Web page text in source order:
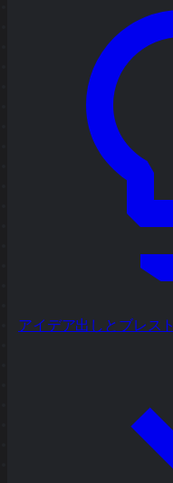
アイデア出しとブレスト